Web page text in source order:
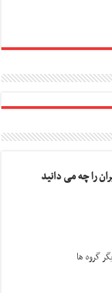
را چه می دانید
گروه ها